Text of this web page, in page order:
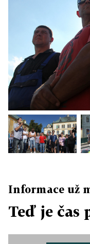
Informace už
Teď je čas